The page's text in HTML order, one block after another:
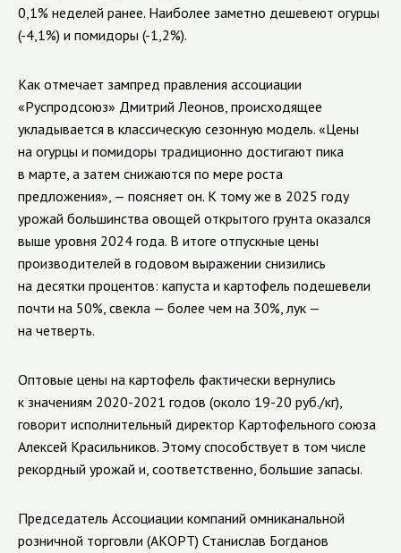
0,1% неделей ранее. Наиболее заметно дешевеют огурцы
(-4,1%) и помидоры (-1,2%).
Как отмечает зампред правления ассоциации
«Руспродсоюз» Дмитрий Леонов, происходящее
укладывается в классическую сезонную модель. «Цены
на огурцы и помидоры традиционно достигают пика
в марте, а затем снижаются по мере роста
предложения», — поясняет он. К тому же в 2025 году
урожай большинства овощей открытого грунта оказался
выше уровня 2024 года. В итоге отпускные цены
производителей в годовом выражении снизились
на десятки процентов: капуста и картофель подешевели
почти на 50%, свекла — более чем на 30%, лук —
на четверть.
Оптовые цены на картофель фактически вернулись
к значениям 2020-2021 годов (около 19-20 руб./кг),
говорит исполнительный директор Картофельного союза
Алексей Красильников. Этому способствует в том числе
рекордный урожай и, соответственно, большие запасы.
Председатель Ассоциации компаний омниканальной
розничной торговли (АКОРТ) Станислав Богданов